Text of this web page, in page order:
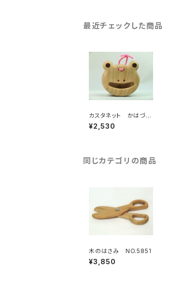
最近チェックした商品
カスタネット かはづち
ゃん NO.5842
¥2,530
同じカテゴリの商品
木のはさみ NO.5851
¥3,850